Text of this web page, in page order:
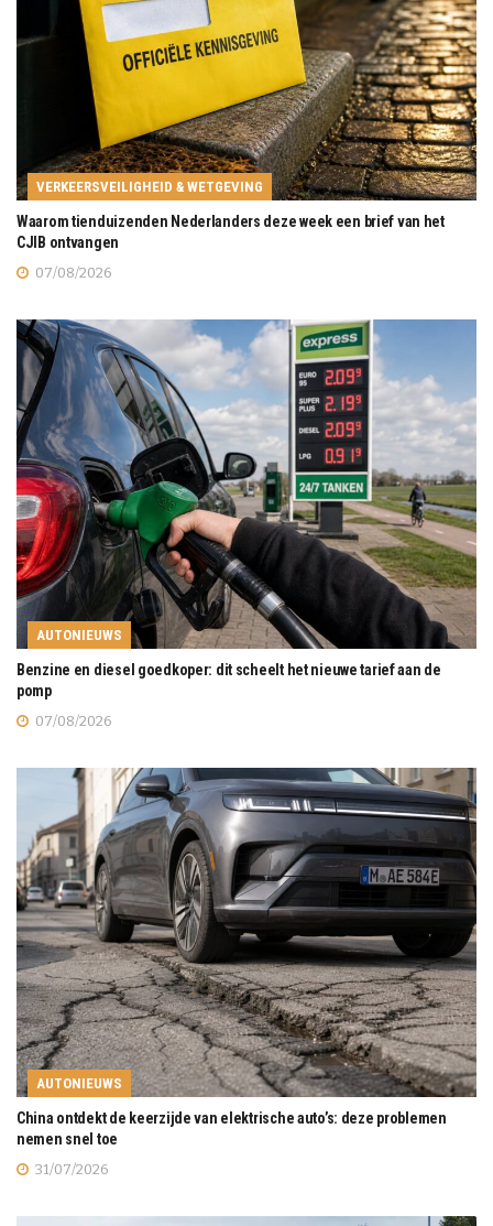
VERKEERSVEILIGHEID & WETGEVING
Waarom tienduizenden Nederlanders deze week een brief van het
CJIB ontvangen
07/08/2026
AUTONIEUWS
Benzine en diesel goedkoper: dit scheelt het nieuwe tarief aan de
pomp
07/08/2026
AUTONIEUWS
China ontdekt de keerzijde van elektrische auto’s: deze problemen
nemen snel toe
31/07/2026